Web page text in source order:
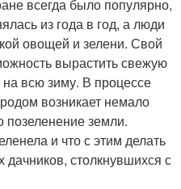
всегда было популярно,
из года в год, а люди
овощей и зелени. Свой
вырастить свежую
всю зиму. В процессе
возникает немало
земли.
и что с этим делать
дачников, столкнувшихся с